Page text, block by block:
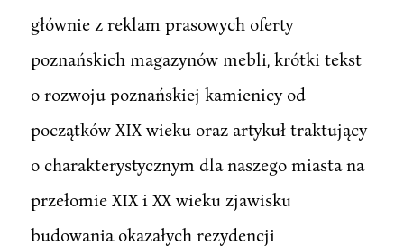
głównie z reklam prasowych oferty
poznańskich magazynów mebli, krótki tekst
o rozwoju poznańskiej kamienicy od
początków XIX wieku oraz artykuł traktujący
o charakterystycznym dla naszego miasta na
przełomie XIX i XX wieku zjawisku
budowania okazałych rezydencji